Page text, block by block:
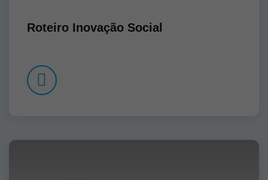
Roteiro Inovação Social